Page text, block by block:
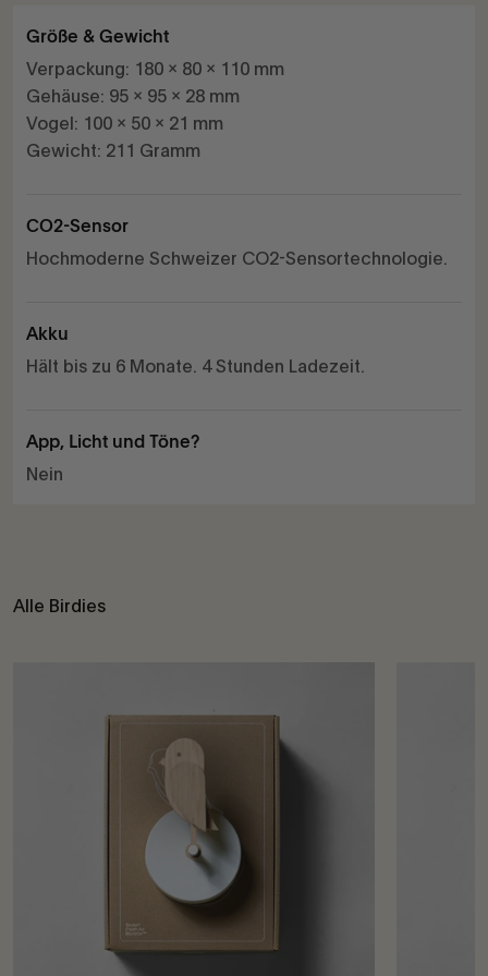
Größe & Gewicht
Verpackung: 180 x 80 x 110 mm
Gehäuse: 95 x 95 x 28 mm
Vogel: 100 x 50 x 21 mm
Gewicht: 211 Gramm
CO2-Sensor
Hochmoderne Schweizer CO2-Sensortechnologie.
Akku
Hält bis zu 6 Monate. 4 Stunden Ladezeit.
App, Licht und Töne?
Nein
Alle Birdies